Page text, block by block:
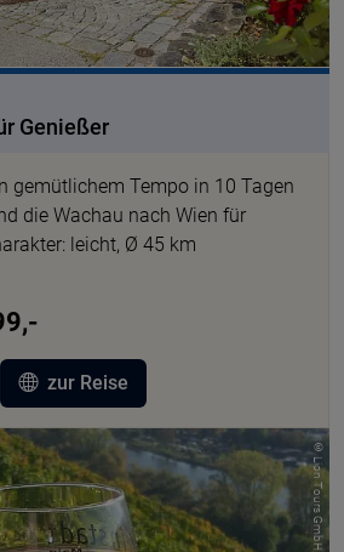
Genießer
gemütlichem Tempo in 10 Tagen
die Wachau nach Wien für
leicht, Ø 45 km
zur Reise
© Lion Tours GmbH